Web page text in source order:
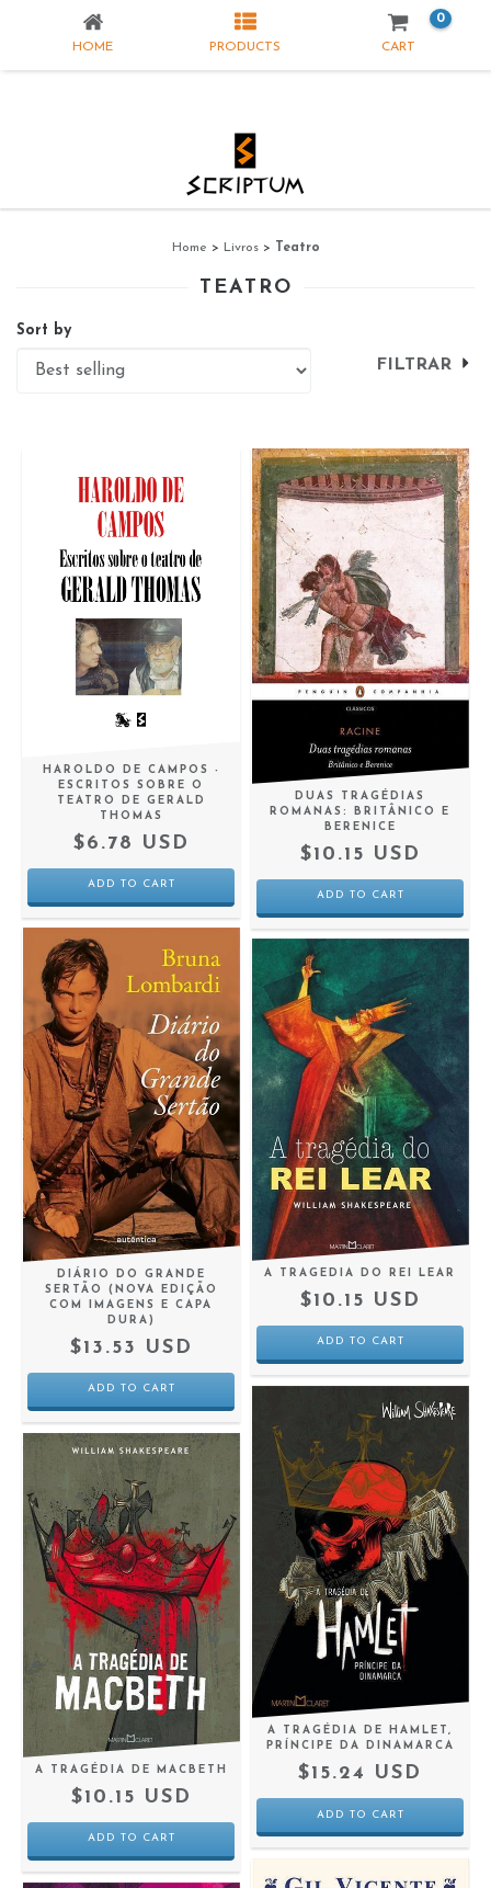
HOME PRODUCTS CART
0
Home > Livros > Teatro
TEATRO
Sort by
FILTRAR
HAROLDO DE CAMPOS -
ESCRITOS SOBRE O
TEATRO DE GERALD
THOMAS
$6.78 USD
DUAS TRAGÉDIAS
ROMANAS: BRITÂNICO E
BERENICE
$10.15 USD
DIÁRIO DO GRANDE
SERTÃO (NOVA EDIÇÃO
COM IMAGENS E CAPA
DURA)
$13.53 USD
A TRAGEDIA DO REI LEAR
$10.15 USD
A TRAGÉDIA DE MACBETH
$10.15 USD
A TRAGÉDIA DE HAMLET,
PRÍNCIPE DA DINAMARCA
$15.24 USD